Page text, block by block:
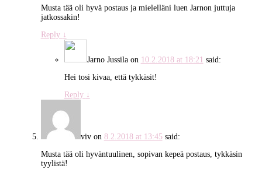
Musta tää oli hyvä postaus ja mielelläni luen Jarnon juttuja
jatkossakin!
Reply ↓
Jarno Jussilaon 10.2.2018 at 18:21 said:
Hei tosi kivaa, että tykkäsit!
Reply ↓
vivon 8.2.2018 at 13:45 said:
Musta tää oli hyväntuulinen, sopivan kepeä postaus, tykkäsin
tyylistä!